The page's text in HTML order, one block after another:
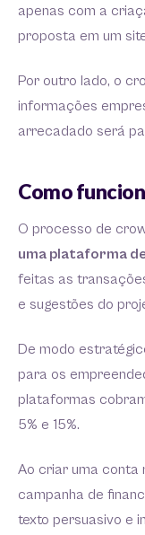
apenas com a
proposta em um
Por outro lado, o
informações
arrecadado será
Como
O processo de
uma plataforma
feitas as
e sugestões do
De modo
para os
plataformas
5% e 15%.
Ao criar uma conta
campanha de
texto persuasivo e